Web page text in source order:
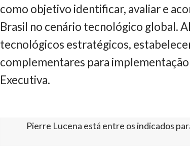
como objetivo identificar, avaliar e
Brasil no cenário tecnológico global.
tecnológicos estratégicos,
complementares para
Executiva.
Pierre Lucena está entre os indicados